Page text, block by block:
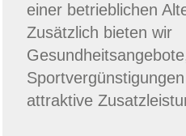
einer betrieblichen
Zusätzlich bieten wir
attraktive